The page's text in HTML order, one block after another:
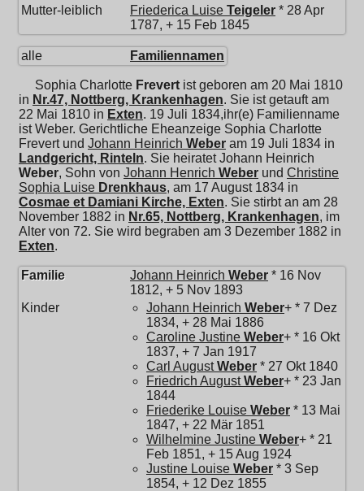
Mutter-leiblich
Friederica Luise Teigeler * 28 Apr
1787, + 15 Feb 1845
alle Familiennamen
Sophia Charlotte Frevert ist geboren am 20 Mai 1810
in Nr.47, Nottberg, Krankenhagen. Sie ist getauft am
22 Mai 1810 in Exten. 19 Juli 1834,ihr(e) Familienname
ist Weber. Gerichtliche Eheanzeige Sophia Charlotte
Frevert und Johann Heinrich Weber am 19 Juli 1834 in
Landgericht, Rinteln. Sie heiratetJohann Heinrich
Weber, Sohn von Johann Henrich Weber und Christine
Sophia Luise Drenkhaus, am 17 August 1834 in
Cosmae et Damiani Kirche, Exten. Sie stirbt an am 28
November 1882 in Nr.65, Nottberg, Krankenhagen, im
Alter von 72. Sie wird begraben am 3 Dezember 1882 in
Exten.
Familie Johann Heinrich Weber * 16 Nov
1812, + 5 Nov 1893
Kinder
Johann Heinrich Weber+ * 7 Dez
1834, + 28 Mai 1886
Caroline Justine Weber+ * 16 Okt
1837, + 7 Jan 1917
Carl August Weber * 27 Okt 1840
Friedrich August Weber+ * 23 Jan
1844
Friederike Louise Weber * 13 Mai
1847, + 22 Mär 1851
Wilhelmine Justine Weber+ * 21
Feb 1851, + 15 Aug 1924
Justine Louise Weber * 3 Sep
1854, + 12 Dez 1855